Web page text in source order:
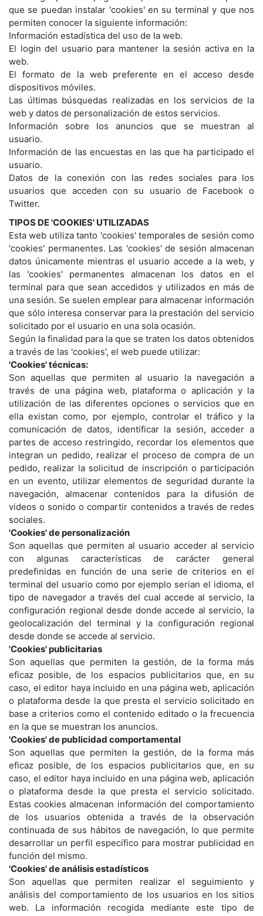
que se puedan instalar 'cookies' en su terminal y que nos
permiten conocer la siguiente información:
Información estadística del uso de la web.
El login del usuario para mantener la sesión activa en la
web.
El formato de la web preferente en el acceso desde
dispositivos móviles.
Las últimas búsquedas realizadas en los servicios de la
web y datos de personalización de estos servicios.
Información sobre los anuncios que se muestran al
usuario.
Información de las encuestas en las que ha participado el
usuario.
Datos de la conexión con las redes sociales para los
usuarios que acceden con su usuario de Facebook o
Twitter.
TIPOS DE 'COOKIES' UTILIZADAS
Esta web utiliza tanto 'cookies' temporales de sesión como
'cookies' permanentes. Las 'cookies' de sesión almacenan
datos únicamente mientras el usuario accede a la web, y
las 'cookies' permanentes almacenan los datos en el
terminal para que sean accedidos y utilizados en más de
una sesión. Se suelen emplear para almacenar información
que sólo interesa conservar para la prestación del servicio
solicitado por el usuario en una sola ocasión.
Según la finalidad para la que se traten los datos obtenidos
a través de las 'cookies', el web puede utilizar:
'Cookies' técnicas:
Son aquellas que permiten al usuario la navegación a
través de una página web, plataforma o aplicación y la
utilización de las diferentes opciones o servicios que en
ella existan como, por ejemplo, controlar el tráfico y la
comunicación de datos, identificar la sesión, acceder a
partes de acceso restringido, recordar los elementos que
integran un pedido, realizar el proceso de compra de un
pedido, realizar la solicitud de inscripción o participación
en un evento, utilizar elementos de seguridad durante la
navegación, almacenar contenidos para la difusión de
videos o sonido o compartir contenidos a través de redes
sociales.
'Cookies' de personalización
Son aquellas que permiten al usuario acceder al servicio
con algunas características de carácter general
predefinidas en función de una serie de criterios en el
terminal del usuario como por ejemplo serian el idioma, el
tipo de navegador a través del cual accede al servicio, la
configuración regional desde donde accede al servicio, la
geolocalización del terminal y la configuración regional
desde donde se accede al servicio.
'Cookies' publicitarias
Son aquellas que permiten la gestión, de la forma más
eficaz posible, de los espacios publicitarios que, en su
caso, el editor haya incluido en una página web, aplicación
o plataforma desde la que presta el servicio solicitado en
base a criterios como el contenido editado o la frecuencia
en la que se muestran los anuncios.
'Cookies' de publicidad comportamental
Son aquellas que permiten la gestión, de la forma más
eficaz posible, de los espacios publicitarios que, en su
caso, el editor haya incluido en una página web, aplicación
o plataforma desde la que presta el servicio solicitado.
Estas cookies almacenan información del comportamiento
de los usuarios obtenida a través de la observación
continuada de sus hábitos de navegación, lo que permite
desarrollar un perfil específico para mostrar publicidad en
función del mismo.
'Cookies' de análisis estadísticos
Son aquellas que permiten realizar el seguimiento y
análisis del comportamiento de los usuarios en los sitios
web. La información recogida mediante este tipo de